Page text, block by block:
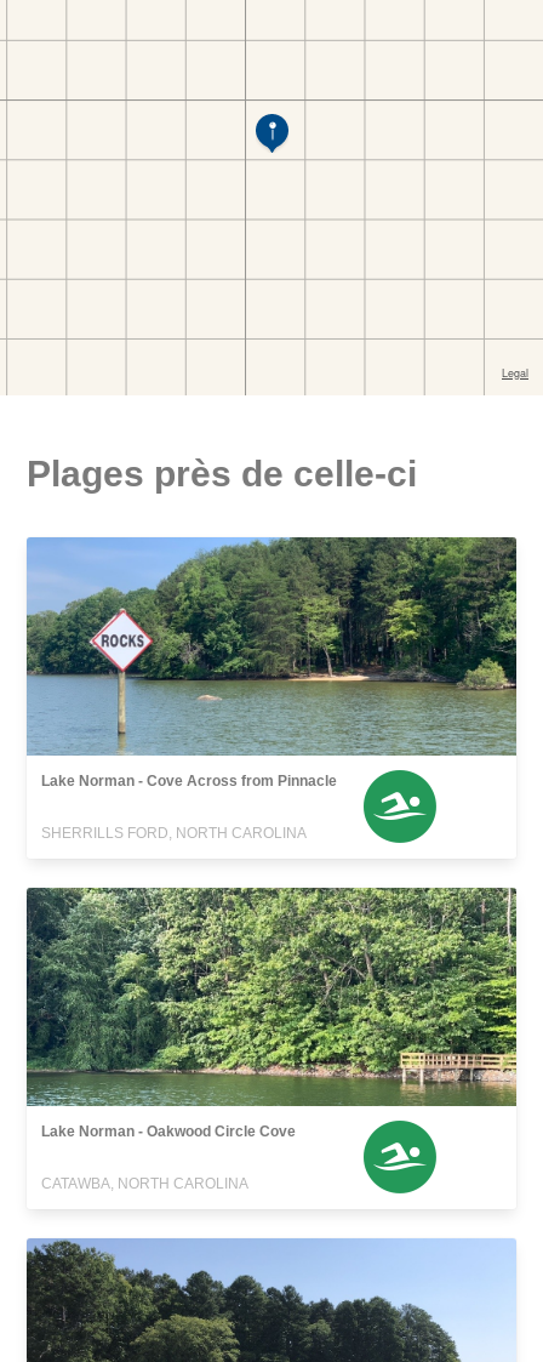
Plages près de celle-ci
Lake Norman - Cove Across from Pinnacle
SHERRILLS FORD, NORTH CAROLINA
Lake Norman - Oakwood Circle Cove
CATAWBA, NORTH CAROLINA